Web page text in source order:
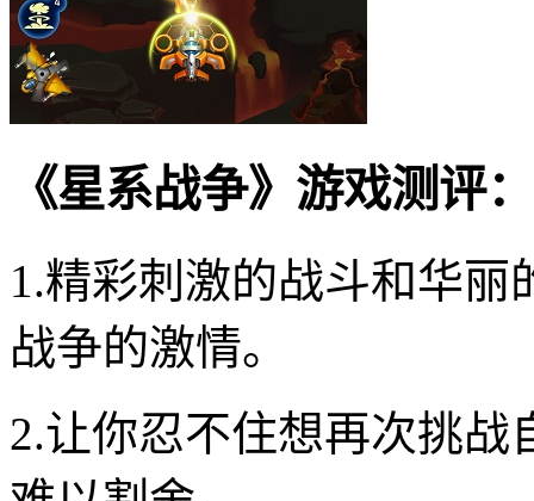
《星系战争》游戏测评：
1.精彩刺激的战斗和华
战争的激情。
2.让你忍不住想再次挑